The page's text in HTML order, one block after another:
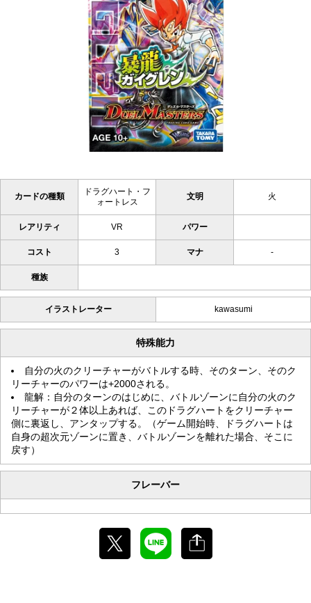
カードの種類
ドラグハート・フ
ォートレス
文明 火
レアリティ VR パワー
コスト 3 マナ -
種族
イラストレーター kawasumi
特殊能力
自分の火のクリーチャーがバトルする時、そのターン、そのク
リーチャーのパワーは+2000される。
龍解：自分のターンのはじめに、バトルゾーンに自分の火のク
リーチャーが２体以上あれば、このドラグハートをクリーチャー
側に裏返し、アンタップする。（ゲーム開始時、ドラグハートは
自身の超次元ゾーンに置き、バトルゾーンを離れた場合、そこに
戻す）
フレーバー